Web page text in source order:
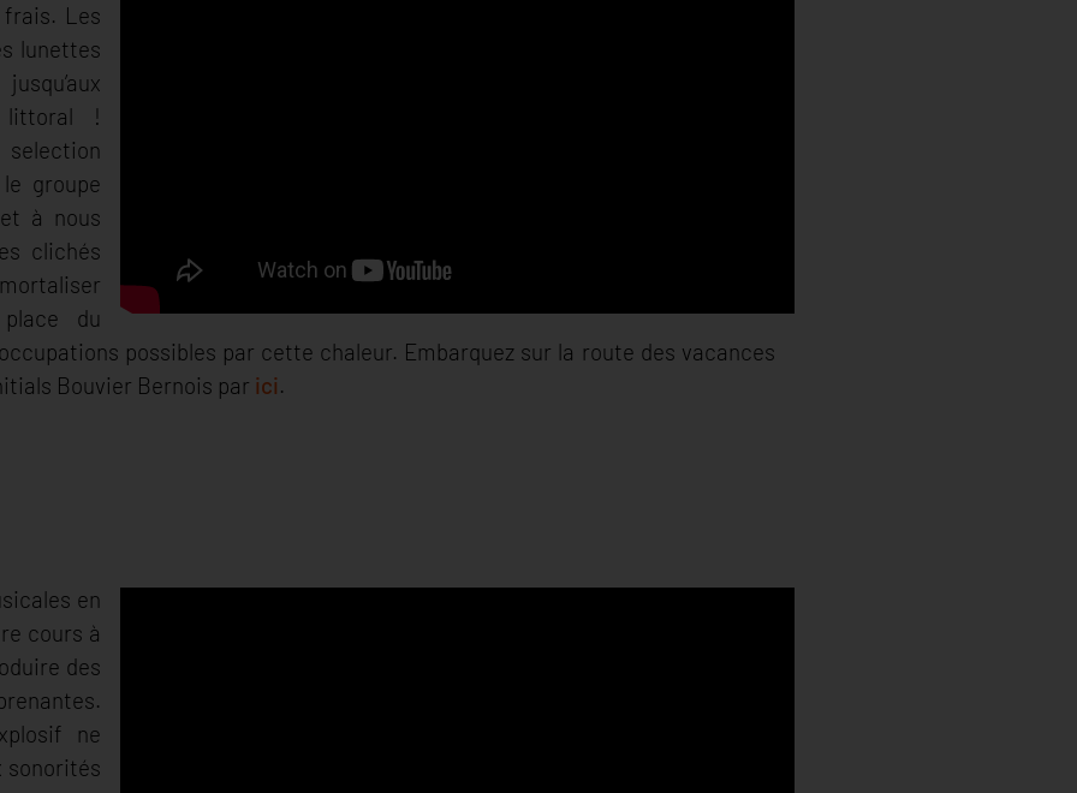
Les
lunettes
littoral !
groupe
à nous
clichés
du
possibles par cette chaleur. Embarquez sur la route des vacances
Bouvier Bernois par ici.
en
cours à
des
ne
sonorités